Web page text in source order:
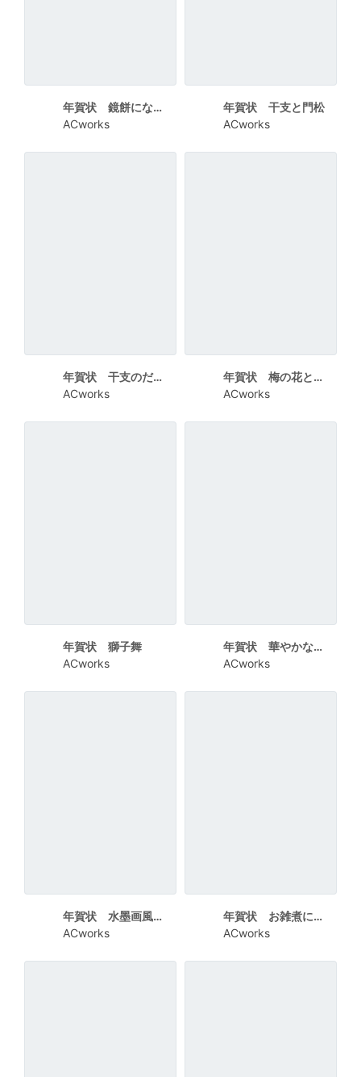
年賀状 鏡餅になった干支
ACworks
年賀状 干支と門松
ACworks
年賀状 干支のだるま
ACworks
年賀状 梅の花と干支
ACworks
年賀状 獅子舞
ACworks
年賀状 華やかな飾りと干支
ACworks
年賀状 水墨画風干支
ACworks
年賀状 お雑煮にはいった干支
ACworks